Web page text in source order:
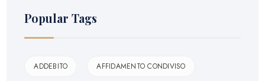
Popular Tags
ADDEBITO AFFIDAMENTO CONDIVISO